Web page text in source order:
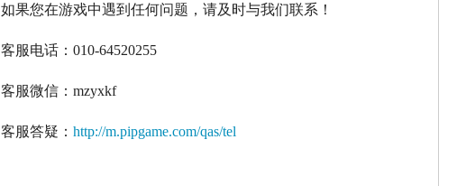
如果您在游戏中遇到任何问题，请及时与我们联系！
客服电话：010-64520255
客服微信：mzyxkf
客服答疑：http://m.pipgame.com/qas/tel